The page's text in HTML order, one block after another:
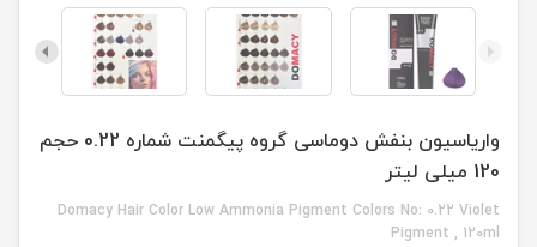
واریاسیون بنفش دوماسی گروه پیگمنت شماره 0.22 حجم
120 میلی لیتر
Domacy Hair Color Low Ammonia Pigment Colors No: 0.22 Violet
Pigment , 120ml